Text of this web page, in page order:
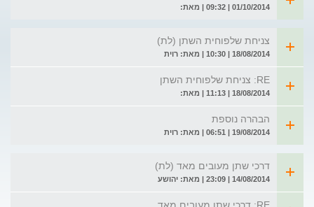
01/10/2014 | 09:32 | מאת:
צניחת שלפוחית השתן (לת)
18/08/2014 | 10:30 | מאת: רוית
RE: צניחת שלפוחית השתן
18/08/2014 | 11:13 | מאת:
הבהרה נוספת
19/08/2014 | 06:51 | מאת: רוית
דרכי שתן מעובים מאד (לת)
14/08/2014 | 23:09 | מאת: יהושע